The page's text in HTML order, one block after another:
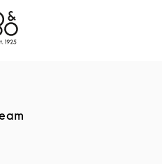
- Exist to Create